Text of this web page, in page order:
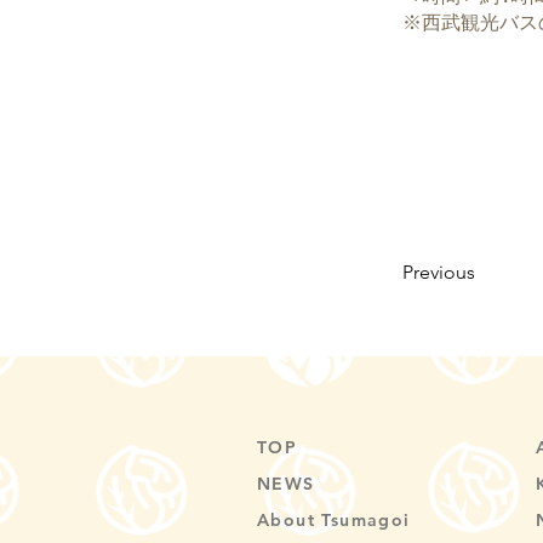
※西武観光バス
Previous
TOP
NEWS
About Tsumagoi